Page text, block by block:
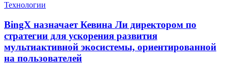
Технологии
BingX назначает Кевина Ли директором по
стратегии для ускорения развития
мультиактивной экосистемы, ориентированной
на пользователей